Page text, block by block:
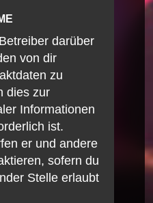
darüber
von dir
zu
dies zur
Informationen
ist.
er und andere
sofern du
Stelle erlaubt